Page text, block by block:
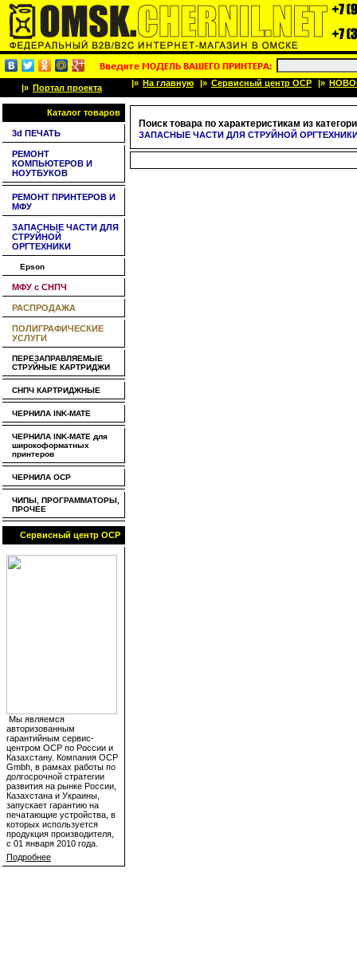
|» Портал проекта |» На главную |» Сервисный центр OCP |»
Каталог товаров
3d ПЕЧАТЬ
РЕМОНТ
КОМПЬЮТЕРОВ И
НОУТБУКОВ
РЕМОНТ ПРИНТЕРОВ И
МФУ
ЗАПАСНЫЕ ЧАСТИ ДЛЯ
СТРУЙНОЙ
ОРГТЕХНИКИ
Epson
МФУ с СНПЧ
РАСПРОДАЖА
ПОЛИГРАФИЧЕСКИЕ
УСЛУГИ
ПЕРЕЗАПРАВЛЯЕМЫЕ
СТРУЙНЫЕ КАРТРИДЖИ
СНПЧ КАРТРИДЖНЫЕ
ЧЕРНИЛА INK-MATE
ЧЕРНИЛА INK-MATE для
широкоформатных
принтеров
ЧЕРНИЛА OCP
ЧИПЫ, ПРОГРАММАТОРЫ,
ПРОЧЕЕ
Сервисный центр OCP
Мы являемся
авторизованным
гарантийным сервис-
центром OCP по России и
Казахстану. Компания OCP
Gmbh, в рамках работы по
долгосрочной стратегии
развития на рынке России,
Казахстана и Украины,
запускает гарантию на
печатающие устройства, в
которых используется
продукция производителя,
с 01 января 2010 года.
Подробнее
Поиск товара по характеристикам из
ЗАПАСНЫЕ ЧАСТИ ДЛЯ СТРУЙНОЙ